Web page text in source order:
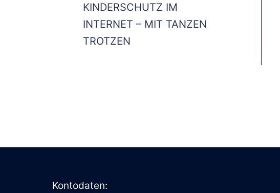
KINDERSCHUTZ IM
INTERNET – MIT TANZEN
TROTZEN
Kontodaten: